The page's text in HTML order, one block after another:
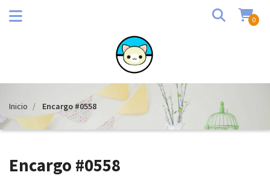
0
Inicio Encargo #0558
Encargo #0558